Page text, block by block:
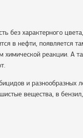
без характерного
в нефти, появляется
химической реакции. А
и разнообразных
вещества, в